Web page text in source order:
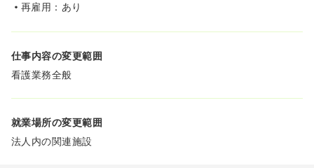
再雇用：あり
仕事内容の変更範囲
看護業務全般
就業場所の変更範囲
法人内の関連施設